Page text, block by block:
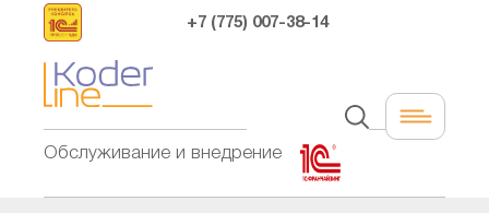
Обслуживание и внедрение
+7 (775) 007-38-14